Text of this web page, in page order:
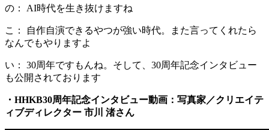
の： AI時代を生き抜けますね
こ： 自作自演できるやつが強い時代。また言ってくれたら
なんでもやりますよ
い： 30周年ですもんね。そして、30周年記念インタビュー
も公開されております
・HHKB30周年記念インタビュー動画：写真家／クリエイテ
ィブディレクター 市川 渚さん